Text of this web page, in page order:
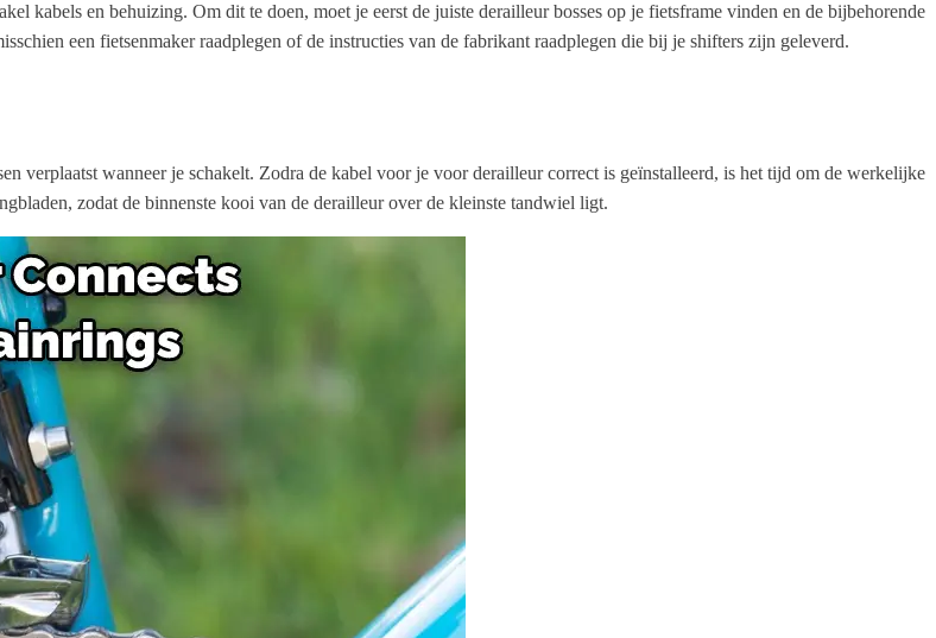
kabels en behuizing. Om dit te doen, moet je eerst de juiste derailleur bosses op je fietsframe vinden en de bijbehorende
een fietsenmaker raadplegen of de instructies van de fabrikant raadplegen die bij je shifters zijn geleverd.
verplaatst wanneer je schakelt. Zodra de kabel voor je voor derailleur correct is geïnstalleerd, is het tijd om de werkelijke
zodat de binnenste kooi van de derailleur over de kleinste tandwiel ligt.